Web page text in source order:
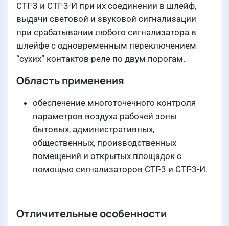
СТГ-3 и СТГ-3-И при их соединении в шлейф,
выдачи световой и звуковой сигнализации
при срабатывании любого сигнализатора в
шлейфе с одновременным переключением
“сухих” контактов реле по двум порогам.
Область применения
обеспечение многоточечного контроля
параметров воздуха рабочей зоны
бытовых, административных,
общественных, производственных
помещений и открытых площадок с
помощью сигнализаторов СТГ-3 и СТГ-3-И.
Отличительные особенности